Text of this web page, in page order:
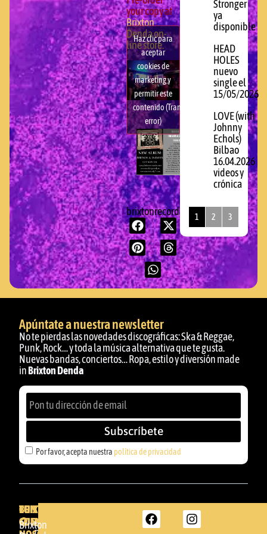
your copy at
Brixton
Denda on-
line store.
Haz clic para
aceptar
cookies de
marketing y
permitir este
contenido (Translation
error)
brixtonrecords.com
Stronger
ya
disponible
HEAD
HOLES
nuevo
single el
15/05/2026
LOVE (with
Johnny
Echols)
Bilbao
16.04.2026
videos y
crónica
1 2 3
Apúntate a nuestra newsletter
No te pierdas las novedades discográficas: Ska & Reggae,
Punk, Rock… y toda la música alternativa que te gusta.
Nuevas bandas, conciertos… Ropa, estilo y diversión made
in Brixton Denda
Por favor, acepta nuestra política de privacidad
Subscríbete
BRIXTON
BRIXTON
Brixton
TU
CUENTA
CONTACTA
CON